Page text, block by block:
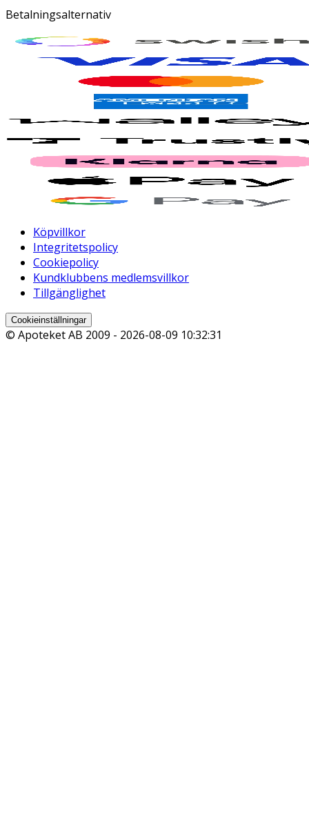
Betalningsalternativ
Köpvillkor
Integritetspolicy
Cookiepolicy
Kundklubbens medlemsvillkor
Tillgänglighet
Cookieinställningar
© Apoteket AB 2009 - 2026-08-09 10:32:31